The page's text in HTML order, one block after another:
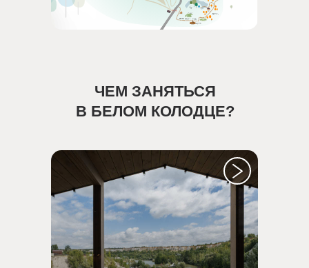
ЧЕМ ЗАНЯТЬСЯ
В БЕЛОМ КОЛОДЦЕ?